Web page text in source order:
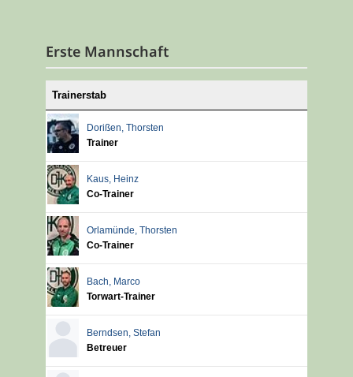
Erste Mannschaft
Trainerstab
Dorißen Thorsten
Trainer
Kaus, Heinz
Co-Trainer
Orlamünde Thorsten
Co-Trainer
Bach Marco
Torwart-Trainer
Berndsen Stefan
Betreuer